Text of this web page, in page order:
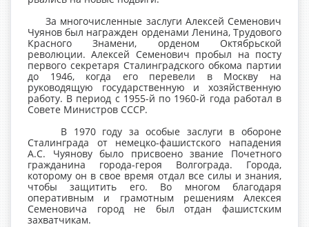
За многочисленные заслуги Алексей Семенович
Чуянов был награжден орденами Ленина, Трудового
Красного Знамени, орденом Октябрьской
революции. Алексей Семенович пробыл на посту
первого секретаря Сталинградского обкома партии
до 1946, когда его перевели в Москву на
руководящую государственную и хозяйственную
работу. В период с 1955-й по 1960-й года работал в
Совете Министров СССР.
В 1970 году за особые заслуги в обороне
Сталинграда от немецко-фашистского нападения
А.С. Чуянову было присвоено звание Почетного
гражданина города-героя Волгограда. Города,
которому он в свое время отдал все силы и знания,
чтобы защитить его. Во многом благодаря
оперативным и грамотным решениям Алексея
Семеновича город не был отдан фашистским
захватчикам.